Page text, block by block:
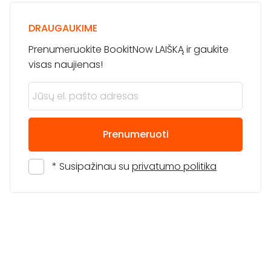
DRAUGAUKIME
Prenumeruokite BookitNow LAIŠKĄ ir gaukite
visas naujienas!
Prenumeruoti
* Susipažinau su privatumo politika